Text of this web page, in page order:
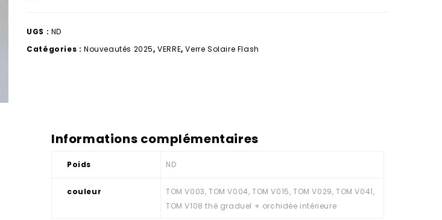
UGS : ND
Catégories : Nouveautés 2025,VERRE,Verre Solaire Flash
Informations complémentaires
Poids ND
couleur
TOM V003, TOM V004, TOM V015, TOM V029, TOM V041,
TOM V108 thé graduel + orchidée intérieure